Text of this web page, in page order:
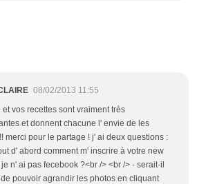
08/02/2013 11:55
et vos recettes sont vraiment très
et donnent chacune l' envie de les
merci pour le partage ! j' ai deux questions :
d' abord comment m' inscrire à votre new
n' ai pas fecebook ?<br /> <br /> - serait-il
pouvoir agrandir les photos en cliquant